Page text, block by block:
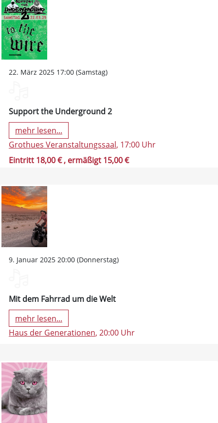
22. März 2025 17:00 (Samstag)
Support the Underground 2
mehr lesen...
Grothues Veranstaltungssaal, 17:00 Uhr
Eintritt 18,00 €, ermäßigt 15,00 €
9. Januar 2025 20:00 (Donnerstag)
Mit dem Fahrrad um die Welt
mehr lesen...
Haus der Generationen, 20:00 Uhr